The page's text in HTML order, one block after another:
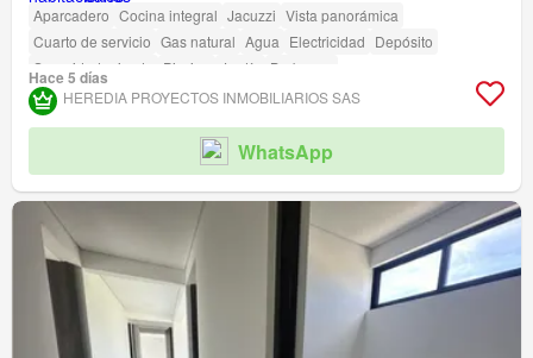
Aparcadero Cocina integral Jacuzzi Vista panorámica
Cuarto de servicio Gas natural Agua Electricidad Depósito
Seguridad privada
Piscina Jardín Barbecue
Hace 5 días
HEREDIA PROYECTOS INMOBILIARIOS SAS
WhatsApp